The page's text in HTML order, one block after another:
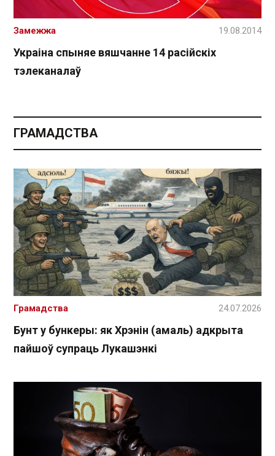
Украіна спыняе вяшчанне 14 расійскіх
тэлеканалаў
Замежжа 19.08.2014
ГРАМАДСТВА
Бунт у бункеры: як Хрэнін (амаль) адкрыта
пайшоў супраць Лукашэнкі
Грамадства 24.07.2026